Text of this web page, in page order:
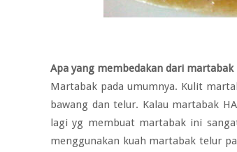
Apa yang membedakan dari martabak
Martabak pada umumnya. Kulit
bawang dan telur. Kalau martabak
lagi yg membuat martabak ini
menggunakan kuah martabak telur